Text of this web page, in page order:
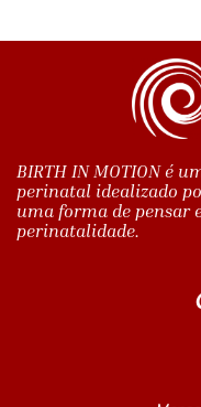
BIRTH IN MOTION é
perinatal idealizado
uma forma de pensar
perinatalidade.